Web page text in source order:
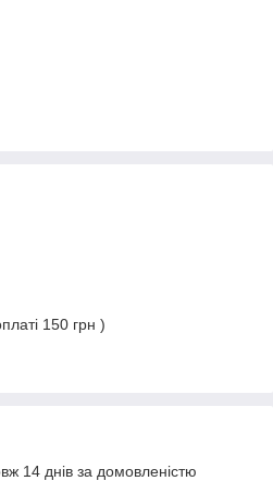
150 грн )
14 днів за домовленістю